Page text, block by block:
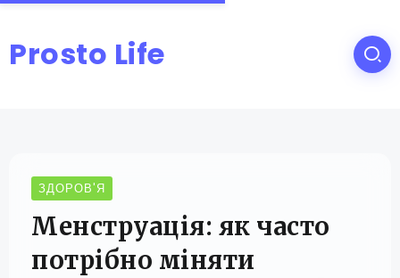
Prosto Life
ЗДОРОВ'Я
Менструація: як часто
потрібно міняти